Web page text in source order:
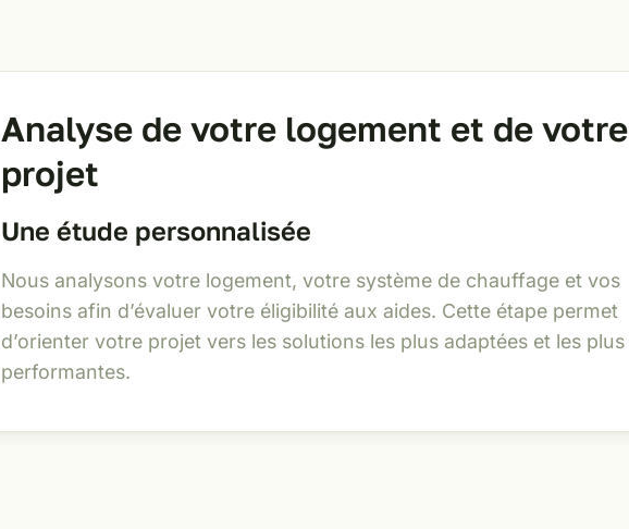
Analyse de votre logement et de votre
projet
Une étude personnalisée
Nous analysons votre logement, votre système de chauffage et vos
besoins afin d’évaluer votre éligibilité aux aides. Cette étape permet
d’orienter votre projet vers les solutions les plus adaptées et les plus
performantes.